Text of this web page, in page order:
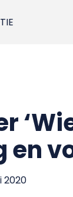
en
2020